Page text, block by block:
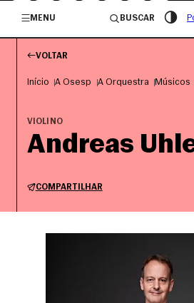
/
MENU
BUSCAR
VOLTAR
Início A Osesp A Orquestra Músicos
VIOLINO
Andreas
COMPARTILHAR